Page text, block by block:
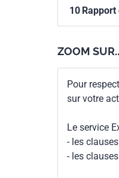
10
ZOOM
Pour
sur votre
Le service
- les
- les